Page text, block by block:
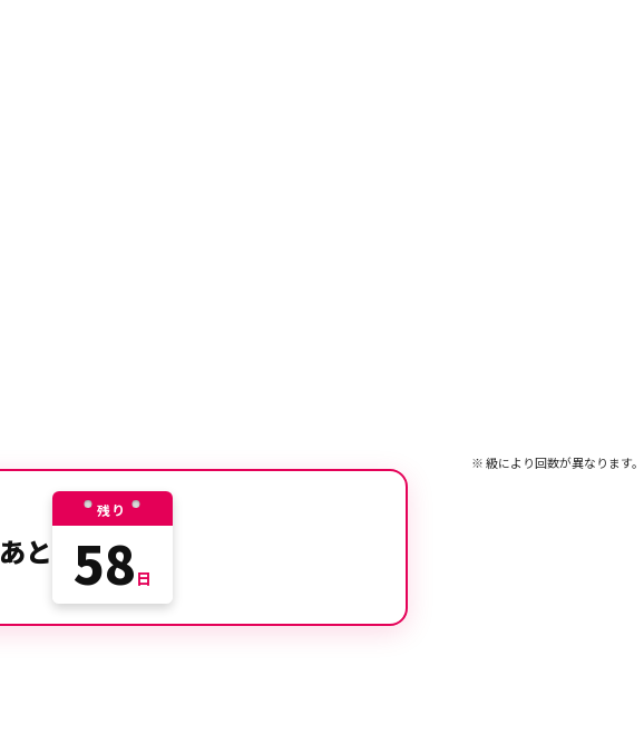
※ 級により回数が異なります。
と
残り
58 日